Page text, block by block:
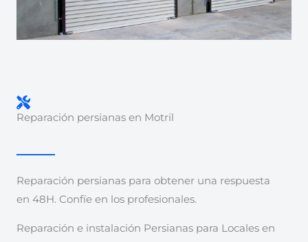
Reparación persianas en Motril
Reparación persianas para obtener una respuesta
en 48H. Confíe en los profesionales.
Reparación e instalación Persianas para Locales en